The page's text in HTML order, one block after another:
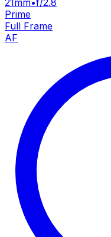
Prime
Full Frame
AF